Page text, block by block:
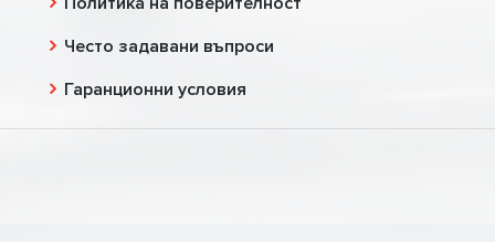
Често задавани въпроси
Гаранционни условия